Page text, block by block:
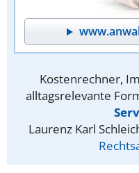
Kostenrechner,
alltagsrelevante
Laurenz Karl